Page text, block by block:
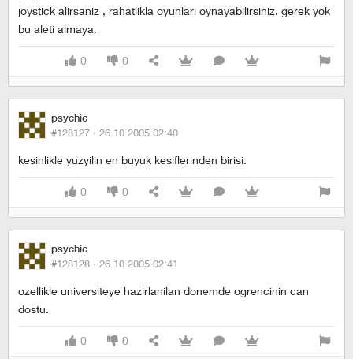
joystick alirsaniz , rahatlikla oyunlari oynayabilirsiniz. gerek yok
bu aleti almaya.
0 0
psychic
#128127 · 26.10.2005 02:40
kesinlikle yuzyilin en buyuk kesiflerinden birisi.
0 0
psychic
#128128 · 26.10.2005 02:41
ozellikle universiteye hazirlanilan donemde ogrencinin can
dostu.
0 0